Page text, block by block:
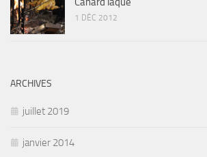
1 DÉC 2012
ARCHIVES
juillet 2019
janvier 2014